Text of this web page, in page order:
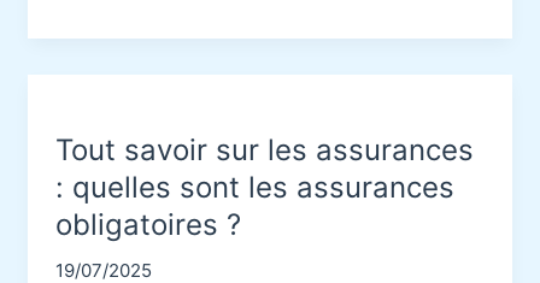
sa
retraite
Tout savoir sur les assurances
: quelles sont les assurances
obligatoires ?
19/07/2025